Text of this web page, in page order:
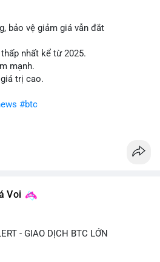
bảo vệ giảm giá vẫn đắt
nhất kể từ 2025.
mạnh.
trị cao.
#btc
Voi
- GIAO DỊCH BTC LỚN